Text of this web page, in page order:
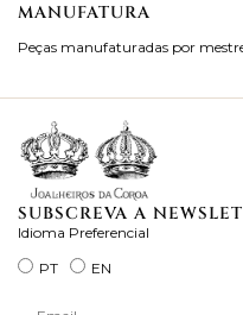
MANUFATURA
Peças manufaturadas por
SUBSCREVA A
Idioma Preferencial
PT
EN